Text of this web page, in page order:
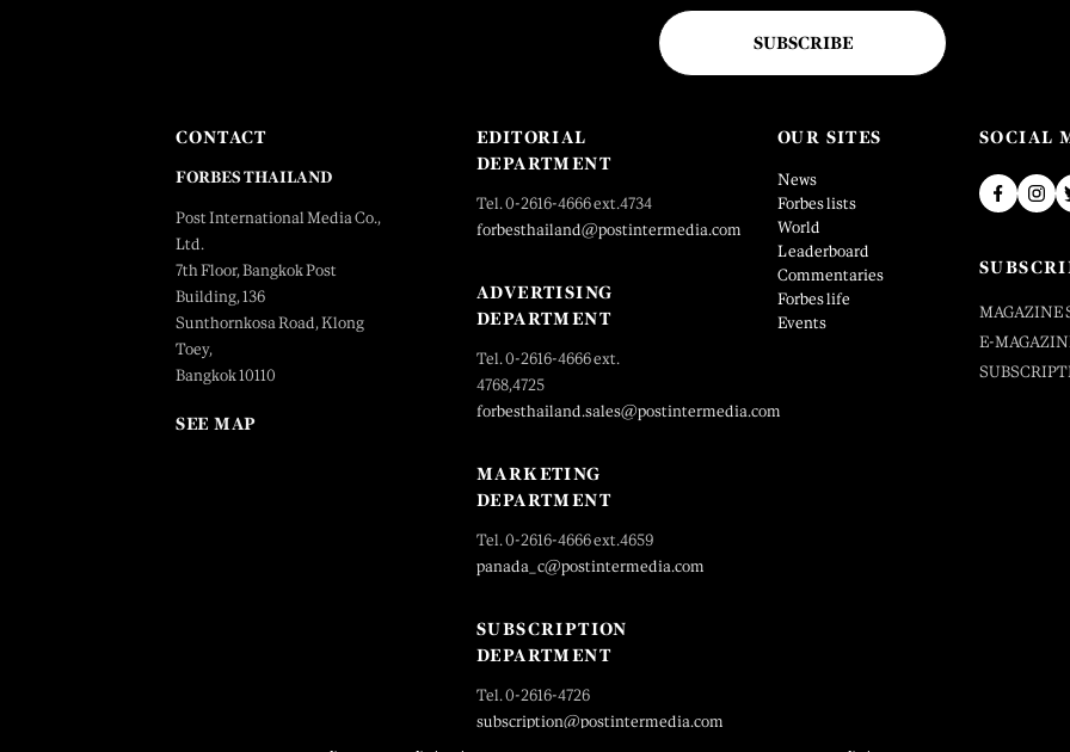
SUBSCRIBE
CONTACT
FORBES THAILAND
Post International Media Co.,
Ltd.
7th Floor, Bangkok Post
Building, 136
Sunthornkosa Road, Klong
Toey,
Bangkok 10110
SEE MAP
EDITORIAL
DEPARTMENT
Tel. 0-2616-4666 ext.4734
forbesthailand@postintermedia.com
ADVERTISING
DEPARTMENT
Tel. 0-2616-4666 ext.
4768,4725
forbesthailand.sales@postintermedia.com
MARKETING
DEPARTMENT
Tel. 0-2616-4666 ext.4659
panada_c@postintermedia.com
SUBSCRIPTION
DEPARTMENT
Tel. 0-2616-4726
subscription@postintermedia.com
OUR SITES
News
Forbes lists
World
Leaderboard
Commentaries
Forbes life
Events
SOCIAL
MAGAZINE
E-